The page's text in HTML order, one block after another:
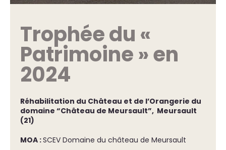
Trophée du «
Patrimoine » en
2024
Réhabilitation du Château et de l’Orangerie du
domaine “Château de Meursault”, Meursault
(21)
MOA :SCEV Domaine du château de Meursault